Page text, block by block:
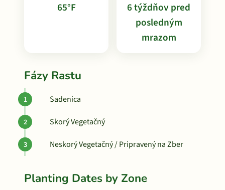
65°F
6 týždňov pred
posledným
mrazom
Fázy Rastu
Sadenica
Skorý Vegetačný
Neskorý Vegetačný / Pripravený na Zber
Planting Dates by Zone